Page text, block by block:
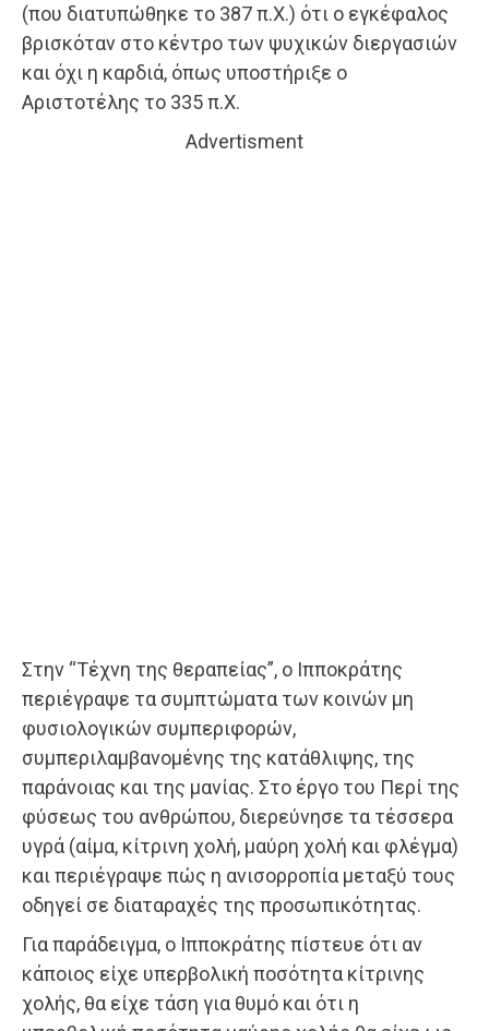
(που διατυπώθηκε το 387 π.Χ.) ότι ο εγκέφαλος
βρισκόταν στο κέντρο των ψυχικών διεργασιών
και όχι η καρδιά, όπως υποστήριξε ο
Αριστοτέλης το 335 π.Χ.
Advertisment
Στην “Τέχνη της θεραπείας”, ο Ιπποκράτης
περιέγραψε τα συμπτώματα των κοινών μη
φυσιολογικών συμπεριφορών,
συμπεριλαμβανομένης της κατάθλιψης, της
παράνοιας και της μανίας. Στο έργο του Περί της
φύσεως του ανθρώπου, διερεύνησε τα τέσσερα
υγρά (αίμα, κίτρινη χολή, μαύρη χολή και φλέγμα)
και περιέγραψε πώς η ανισορροπία μεταξύ τους
οδηγεί σε διαταραχές της προσωπικότητας.
Για παράδειγμα, ο Ιπποκράτης πίστευε ότι αν
κάποιος είχε υπερβολική ποσότητα κίτρινης
χολής, θα είχε τάση για θυμό και ότι η